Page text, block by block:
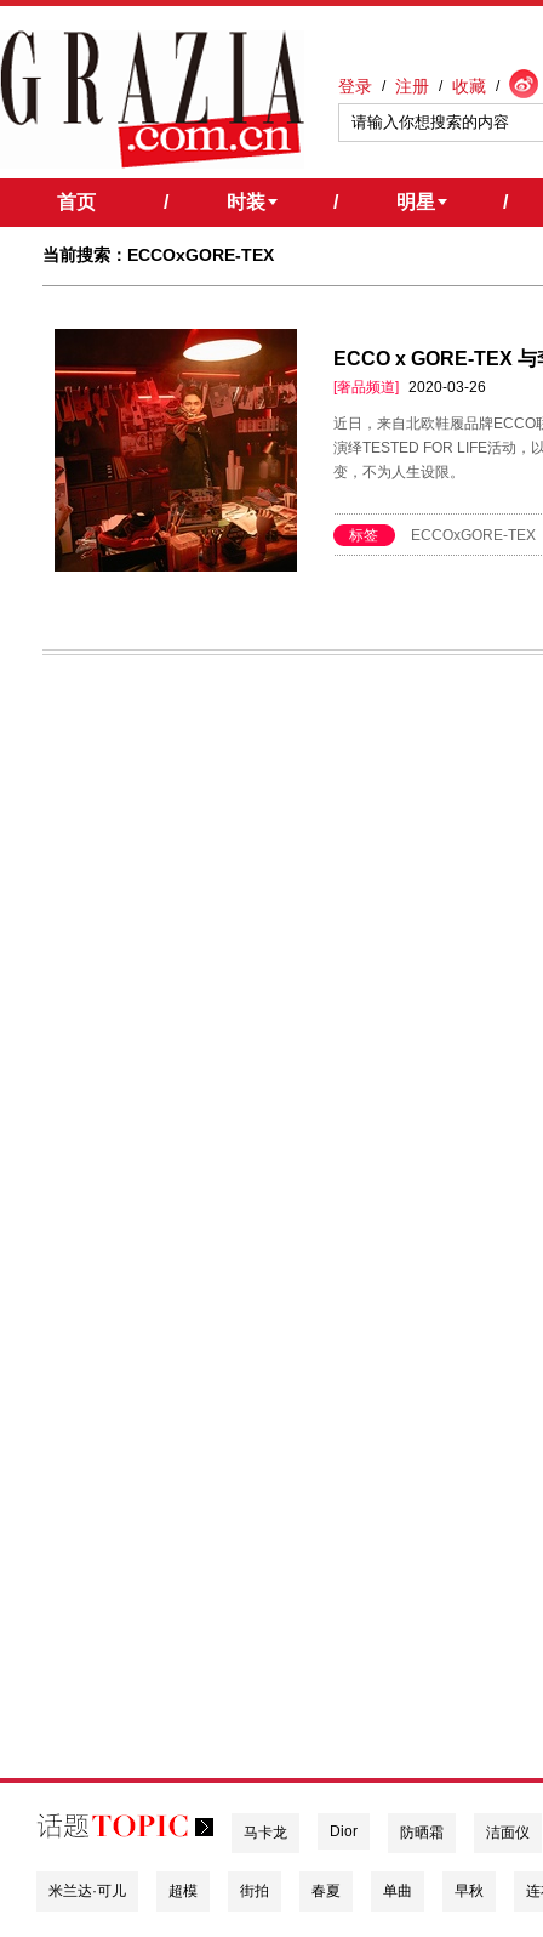
登录 / 注册 / 收藏 /
首页 / 时装 / 明星 /
当前搜索：ECCOxGORE-TEX
ECCO x GORE-TEX
[奢品频道] 2020-03-26
近日，来自北欧鞋履品牌ECCO
演绎TESTED FOR LIFE活动，
变，不为人生设限。
标签 ECCOxGORE-TEX
马卡龙 Dior 防晒霜 洁面仪
米兰达·可儿 超模 街拍 春夏 单曲 早秋